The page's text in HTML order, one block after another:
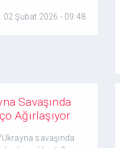
02 Şubat 2026 - 09:48
Savaşında
Ağırlaşıyor
savaşında